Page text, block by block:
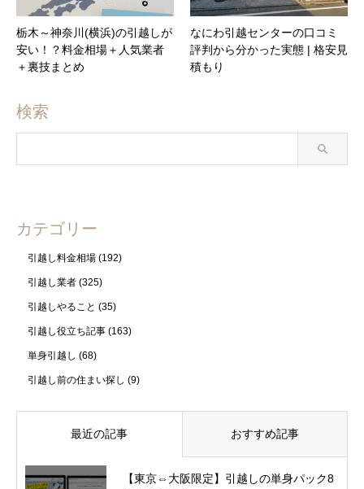
栃木～神奈川(横浜)の引越しが
安い！？料金相場＋人気業者
＋裏技まとめ
なにわ引越センターの口コミ
評判から分かった実態 | 格安見
積もり
検索
カテゴリー
引越し料金相場 (192)
引越し業者 (325)
引越しやること (35)
引越し役立ち記事 (163)
単身引越し (68)
引越し前の住まい探し (9)
最近の記事 おすすめ記事
【東京⇔大阪限定】引越しの単身パック8